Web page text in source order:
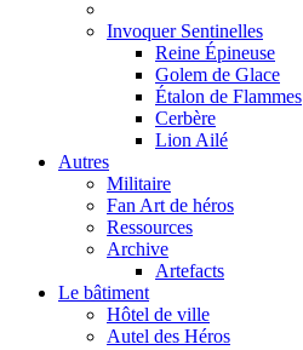
Invoquer Sentinelles
Reine Épineuse
Golem de Glace
Étalon de Flammes
Cerbère
Lion Ailé
Autres
Militaire
Fan Art de héros
Ressources
Archive
Artefacts
Le bâtiment
Hôtel de ville
Autel des Héros